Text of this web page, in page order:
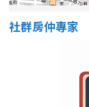
社群房仲專家